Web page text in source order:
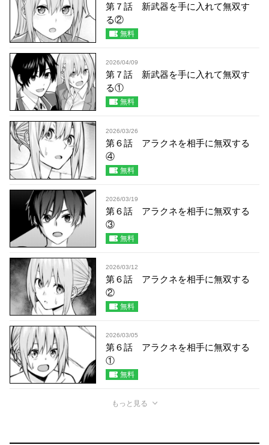
第７話 新武器を手に入れて無双す
る②
無料
2026/04/09
第７話 新武器を手に入れて無双す
る①
無料
2026/03/26
第６話 アラクネを相手に無双する
④
無料
2026/03/19
第６話 アラクネを相手に無双する
③
無料
2026/03/12
第６話 アラクネを相手に無双する
②
無料
2026/03/05
第６話 アラクネを相手に無双する
①
無料
もっと見る